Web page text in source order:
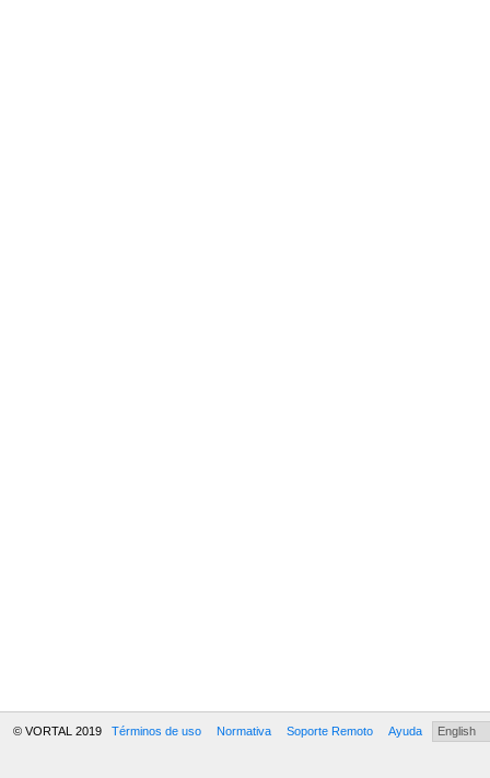
© VORTAL 2019 Términos de uso Normativa Soporte Remoto Ayuda